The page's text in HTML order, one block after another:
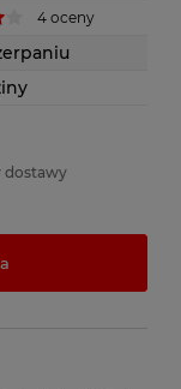
4 oceny
dostawy